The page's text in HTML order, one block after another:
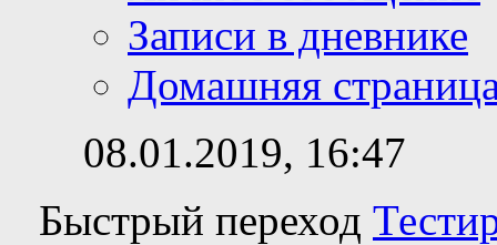
Записи в дневнике
Домашняя
08.01.2019, 16:47
Быстрый переход